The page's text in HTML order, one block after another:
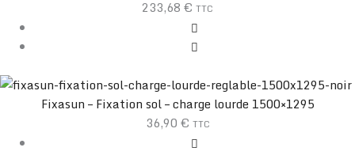
233,68 € TTC
Fixasun – Fixation sol – charge lourde 1500×1295
36,90 € TTC